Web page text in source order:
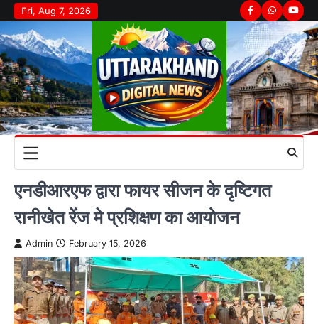
Skip
to
content
Fri, Aug 7, 2026 Facebook
Whatsapp
एनडीआरएफ द्वारा फायर सीजन के दृष्टिगत
रानीखेत रेंज मे प्रशिक्षण का आयोजन
Admin February 15, 2026